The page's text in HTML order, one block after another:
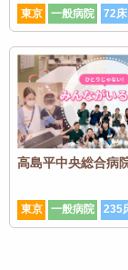
東京 一般病院 72床
高島平中央総合病
東京 一般病院 235